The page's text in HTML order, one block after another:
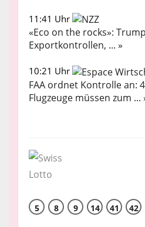
11:41 Uhr
«Eco on the rocks»:
Exportkontrollen, ... »
10:21 Uhr
FAA ordnet Kontrolle an:
Flugzeuge müssen zum ...
5 8 9 14 41 42